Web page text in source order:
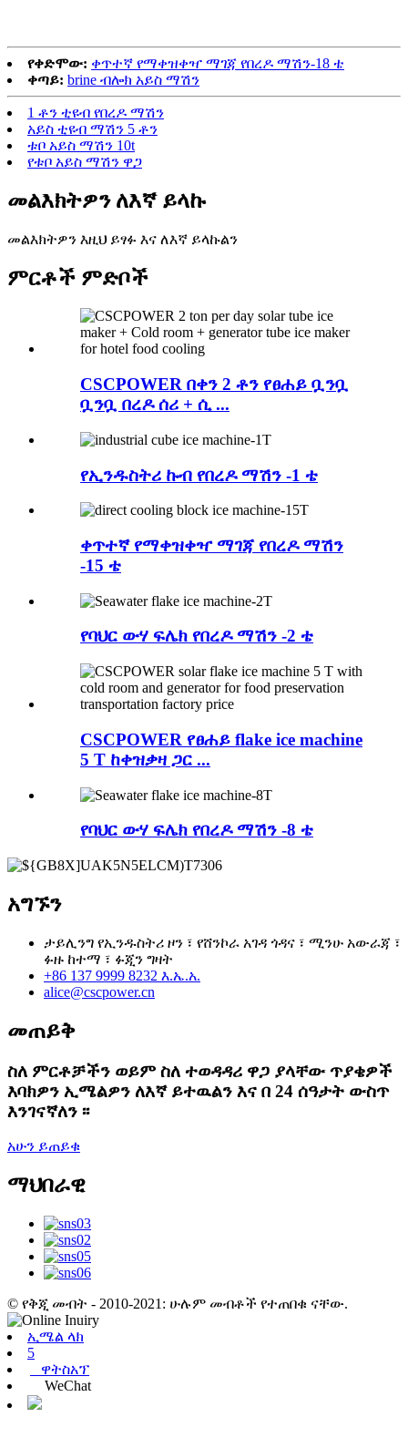
የቀድሞው: ቀጥተኛ የማቀዝቀዣ ማገጃ የበረዶ ማሽን-18 ቴ
ቀጣይ: brine ብሎክ አይስ ማሽን
1 ቶን ቲዩብ የበረዶ ማሽን
አይስ ቲዩብ ማሽን 5 ቶን
ቱቦ አይስ ማሽን 10t
የቱቦ አይስ ማሽን ዋጋ
መልእክትዎን ለእኛ ይላኩ
መልእክትዎን እዚህ ይፃፉ እና ለእኛ ይላኩልን
ምርቶች ምድቦች
CSCPOWER በቀን 2 ቶን የፀሐይ ቧንቧ
ቧንቧ በረዶ ሰሪ + ሲ ...
የኢንዱስትሪ ኩብ የበረዶ ማሽን -1 ቴ
ቀጥተኛ የማቀዝቀዣ ማገጃ የበረዶ ማሽን
-15 ቴ
የባህር ውሃ ፍሌክ የበረዶ ማሽን -2 ቴ
CSCPOWER የፀሐይ flake ice machine
5 T ከቀዝቃዛ ጋር ...
የባህር ውሃ ፍሌክ የበረዶ ማሽን -8 ቴ
አግኙን
ታይሊንግ የኢንዱስትሪ ዞን ፣ የሸንኮራ አገዳ ጎዳና ፣ ሚንሁ አውራጃ ፣
ፉዙ ከተማ ፣ ፉጂን ግዛት
+86 137 9999 8232 እ.ኤ.አ.
alice@cscpower.cn
መጠይቅ
ስለ ምርቶቻችን ወይም ስለ ተወዳዳሪ ዋጋ ያላቸው ጥያቄዎች
እባክዎን ኢሜልዎን ለእኛ ይተዉልን እና በ 24 ሰዓታት ውስጥ
እንገናኛለን ፡፡
አሁን ይጠይቁ
ማህበራዊ
© የቅጂ መብት - 2010-2021: ሁሉም መብቶች የተጠበቁ ናቸው.
ኢሜል ላክ
5
ዋትስአፕ
WeChat